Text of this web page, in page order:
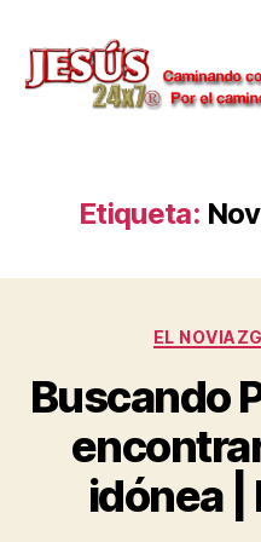
Etiqueta:
EL
Buscando
idónea |